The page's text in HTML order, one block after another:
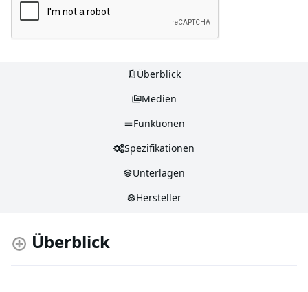
Überblick
Medien
Funktionen
Spezifikationen
Unterlagen
Hersteller
Überblick